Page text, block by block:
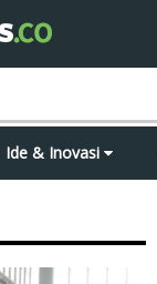
Ide & Inovasi